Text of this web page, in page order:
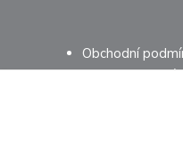
Obchodní
Ochrana